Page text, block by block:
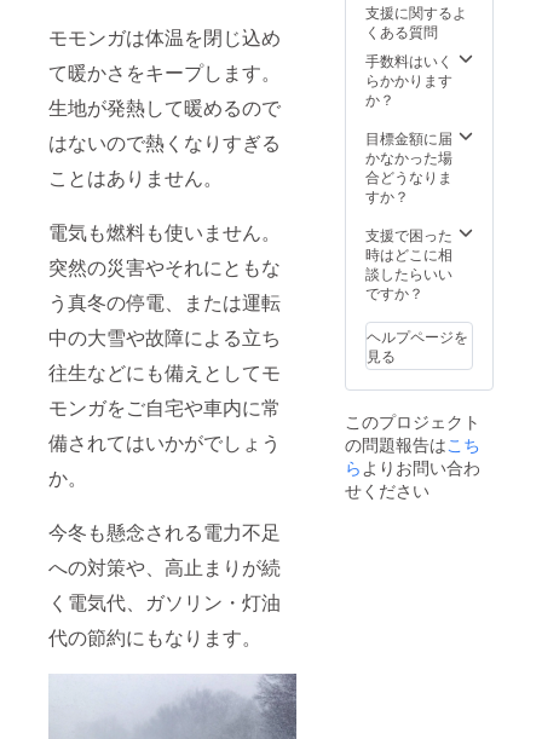
モモンガは体温を閉じ込め
て暖かさをキープします。
生地が発熱して暖めるので
はないので熱くなりすぎる
ことはありません。
電気も燃料も使いません。
突然の災害やそれにともな
う真冬の停電、または運転
中の大雪や故障による立ち
往生などにも備えとしてモ
モンガをご自宅や車内に常
備されてはいかがでしょう
か。
今冬も懸念される電力不足
への対策や、高止まりが続
く電気代、ガソリン・灯油
代の節約にもなります。
支援に関するよ
くある質問
手数料はいく
らかかります
か？
目標金額に届
かなかった場
合どうなりま
すか？
支援で困った
時はどこに相
談したらいい
ですか？
ヘルプページを
見る
このプロジェクト
の問題報告はこち
らよりお問い合わ
せください